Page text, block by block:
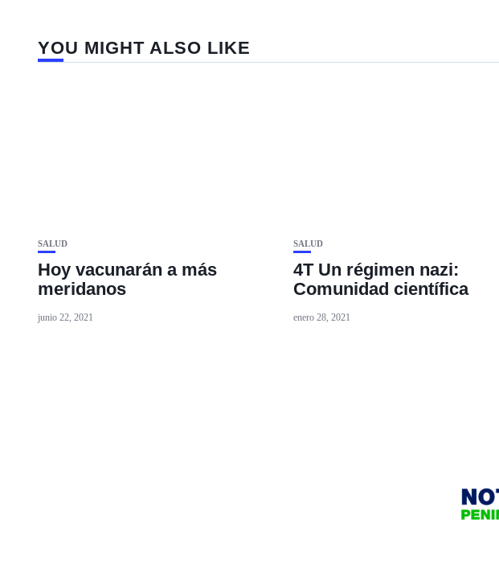
YOU MIGHT ALSO LIKE
SALUD
Hoy vacunarán a más
meridanos
junio 22, 2021
SALUD
4T Un régimen nazi:
Comunidad científica
enero 28, 2021